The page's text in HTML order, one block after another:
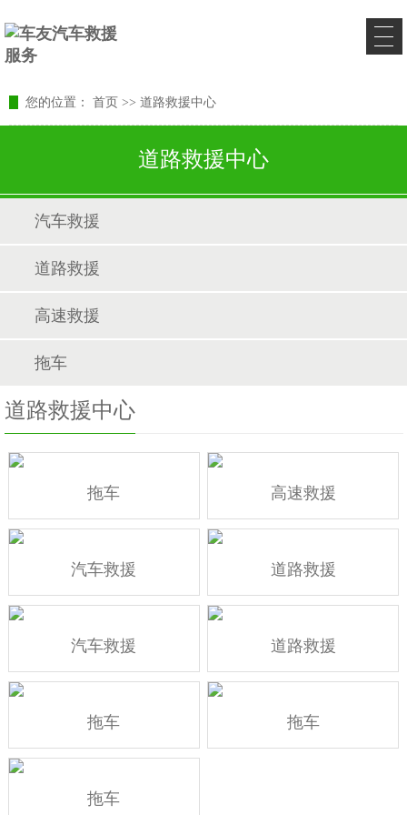
您的位置： 首页 >> 道路救援中心
道路救援中心
汽车救援
道路救援
高速救援
拖车
道路救援中心
拖车 高速救援
汽车救援 道路救援
汽车救援 道路救援
拖车 拖车
拖车